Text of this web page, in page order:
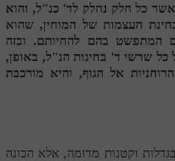
אשר כל חלק נחלק לד' כנ"ל, והוא
העצמות של המוחין, שהוא
המתפשט בהם להחיותם. ובזה
כל שרשי ד' בחינות הנ"ל, באופן,
אל הגוף, והיא מורכבת
וקטנות מדומה, אלא הכונה